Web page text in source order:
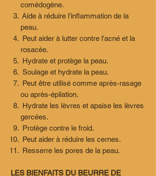
comédogène.
Aide à réduire l'inflammation de la
peau.
Peut aider à lutter contre l'acné et la
rosacée.
Hydrate et protège la peau.
Soulage et hydrate la peau.
Peut être utilisé comme après-rasage
ou après-épilation.
Hydrate les lèvres et apaise les lèvres
gercées.
Protège contre le froid.
Peut aider à réduire les cernes.
Resserre les pores de la peau.
LES BIENFAITS DU BEURRE DE